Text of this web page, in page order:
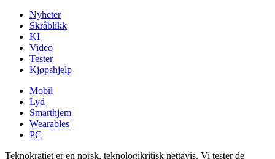
Nyheter
Skråblikk
KI
Video
Tester
Kjøpshjelp
Mobil
Lyd
Smarthjem
Wearables
PC
Teknokratiet er en norsk, teknologikritisk nettavis. Vi tester de